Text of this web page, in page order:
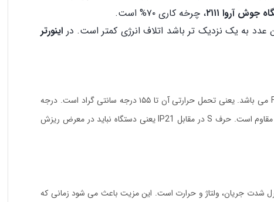
جوش آروا ۲۱۱۱
، چرخه کاری ۷۰% است.
به یک نزدیک تر باشد اتلاف انرژی کمتر است. در اینورتر
دو استاندار مهم ایمنی (درجه عایق کاری و درجه حفاظت ip) تعریف شده است. درجه عایق کاری این اینورتر F می باشد. یعنی تحمل حرارتی آن تا ۱۵۵ درجه سانتی گراد است. درجه
حفاظت از بدنه برای این دستگاه IP21S است. یعنی در مناطق مرطوب می توان از دستگاه استفاده کرد و در برابر اجسام بزرگتر از ۱۲.۵ میلی متر نیز مقاوم است. حرف S در مقابل IP21 یعنی دستگاه نباید در معرض ریزش
شدت جریان، ولتاژ و حرارت است. این مزیت باعث می شود زمانی که